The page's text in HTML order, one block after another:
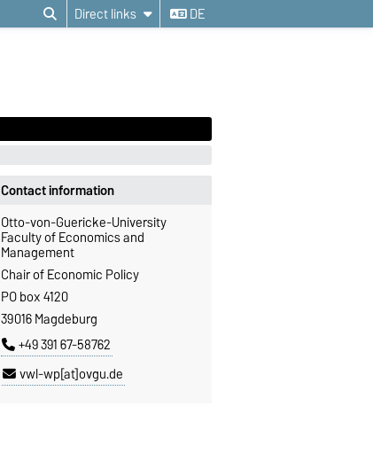
Direct links DE
Contact information
Otto-von-Guericke-University
Faculty of Economics and
Management
Chair of Economic Policy
PO box 4120
39016 Magdeburg
+49 391 67-58762
vwl-wp[at]ovgu.de